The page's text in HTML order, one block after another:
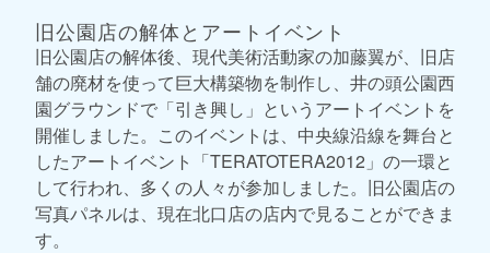
旧公園店の解体とアートイベント
旧公園店の解体後、現代美術活動家の加藤翼が、旧店
舗の廃材を使って巨大構築物を制作し、井の頭公園西
園グラウンドで「引き興し」というアートイベントを
開催しました。このイベントは、中央線沿線を舞台と
したアートイベント「TERATOTERA2012」の一環と
して行われ、多くの人々が参加しました。旧公園店の
写真パネルは、現在北口店の店内で見ることができま
す。